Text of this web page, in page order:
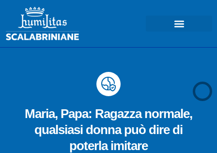
Maria, Papa: Ragazza normale,
qualsiasi donna può dire di
poterla imitare